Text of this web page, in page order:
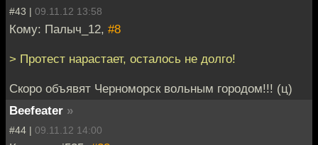
#43 | 09.11.12 13:58
Кому: Палыч_12, #8
> Протест нарастает, осталось не долго!
Скоро объявят Черноморск вольным городом!!! (ц)
Beefeater »
#44 | 09.11.12 14:00